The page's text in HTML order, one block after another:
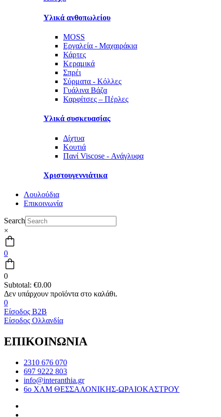
Υλικά ανθοπωλείου
MOSS
Εργαλεία - Μαχαιράκια
Κάρτες
Κεραμικά
Σπρέι
Σύρματα - Κόλλες
Γυάλινα Βάζα
Καρφίτσες – Πέρλες
Υλικά συσκευασίας
Δίχτυα
Κουτιά
Πανί Viscose - Ανάγλυφα
Χριστουγεννιάτικα
Λουλούδια
Επικοινωνία
Search
×
0
0
Subtotal: €0.00
0
Είσοδος B2B
Είσοδος Ολλανδία
ΕΠΙΚΟΙΝΩΝΙΑ
2310 676 070
697 9222 803
info@interanthia.gr
6ο ΧΛΜ ΘΕΣΣΑΛΟΝΙΚΗΣ-ΩΡΑΙΟΚΑΣΤΡΟΥ